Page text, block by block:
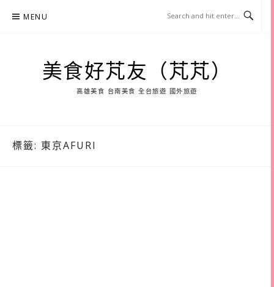
MENU
美食好芃友（芃芃）
高雄美食 台南美食 全台旅遊 國外旅遊
標籤: 東京AFURI